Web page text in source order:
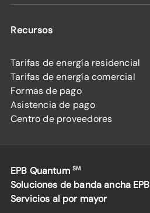
Recursos
Tarifas de energía residencial
Tarifas de energía comercial
Formas de pago
Asistencia de pago
Centro de proveedores
EPB Quantum SM
Soluciones de banda ancha EPB
Servicios al por mayor